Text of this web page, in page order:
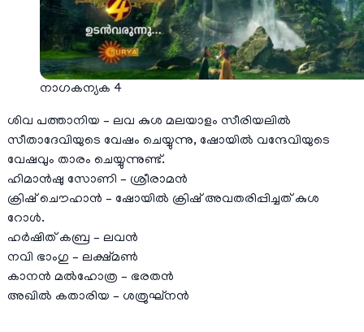
നാഗകന്യക 4
ശിവ പത്താനിയ – ലവ കുശ മലയാളം സീരിയലിൽ
സീതാദേവിയുടെ വേഷം ചെയ്യുന്നു, ഷോയിൽ വന്ദേവിയുടെ
വേഷവും താരം ചെയ്യുന്നുണ്ട്.
ഹിമാൻഷു സോണി – ശ്രീരാമന്‍
ക്രിഷ് ചൌഹാന്‍ – ഷോയിൽ ക്രിഷ് അവതരിപ്പിച്ചത് കുശ
റോൾ.
ഹർഷിത് കബ്ര – ലവന്‍
നവി ഭാംഗു – ലക്ഷ്മൺ
കാനൻ മൽഹോത്ര – ഭരതന്‍
അഖിൽ കതാരിയ – ശത്രുഘ്നന്‍